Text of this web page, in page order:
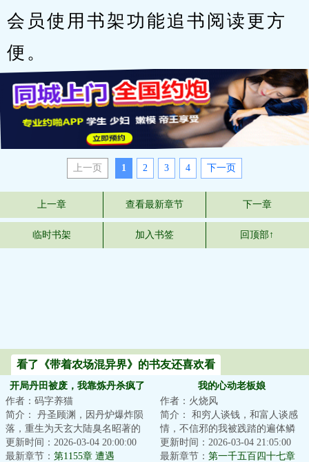
会员使用书架功能追书阅读更方
便。
上一页 1 2 3 4 下一页
上一章 查看最新章节 下一章
临时书架 加入书签 回顶部↑
看了《带着农场混异界》的书友还喜欢看
开局丹田被废，我靠炼丹杀疯了
作者：码字养猫
简介： 丹圣顾渊，因丹炉爆炸陨
落，重生为天玄大陆臭名昭著的
纨绔少爷。丹田被废，家族倾
颓，强敌...
更新时间：2026-03-04 20:00:00
最新章节： 第1155章 遭遇
我的心动老板娘
作者：火烧风
简介： 和穷人谈钱，和富人谈感
情，不信邪的我被践踏的遍体鳞
伤...直到老板娘出现，我才发现
我...
更新时间：2026-03-04 21:05:00
最新章节： 第一千五百四十七章